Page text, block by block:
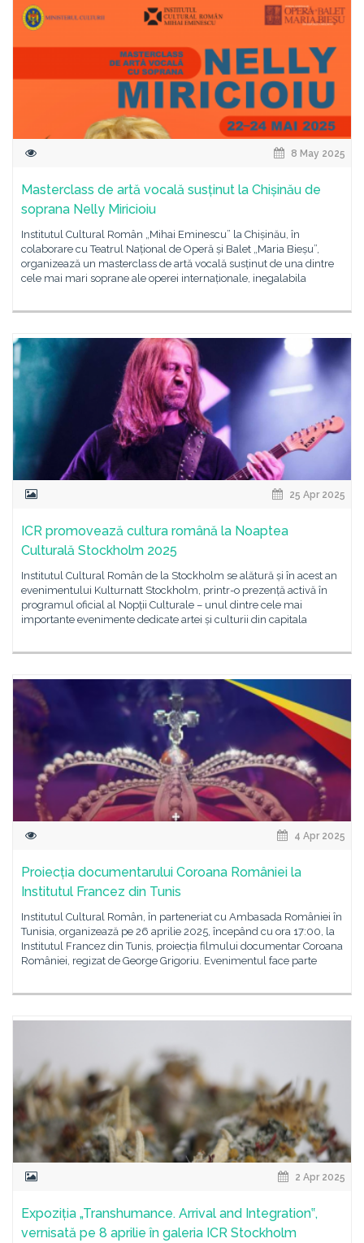
8 May 2025
Masterclass de artă vocală susținut la Chișinău de
soprana Nelly Miricioiu
Institutul Cultural Român „Mihai Eminescu” la Chișinău, în
colaborare cu Teatrul Național de Operă și Balet „Maria Bieșu”,
organizează un masterclass de artă vocală susținut de una dintre
cele mai mari soprane ale operei internaționale, inegalabila
25 Apr 2025
ICR promovează cultura română la Noaptea
Culturală Stockholm 2025
Institutul Cultural Român de la Stockholm se alătură și în acest an
evenimentului Kulturnatt Stockholm, printr-o prezență activă în
programul oficial al Nopții Culturale – unul dintre cele mai
importante evenimente dedicate artei și culturii din capitala
4 Apr 2025
Proiecția documentarului Coroana României la
Institutul Francez din Tunis
Institutul Cultural Român, în parteneriat cu Ambasada României în
Tunisia, organizează pe 26 aprilie 2025, începând cu ora 17:00, la
Institutul Francez din Tunis, proiecția filmului documentar Coroana
României, regizat de George Grigoriu. Evenimentul face parte
2 Apr 2025
Expoziția „Transhumance. Arrival and Integration‟,
vernisată pe 8 aprilie în galeria ICR Stockholm